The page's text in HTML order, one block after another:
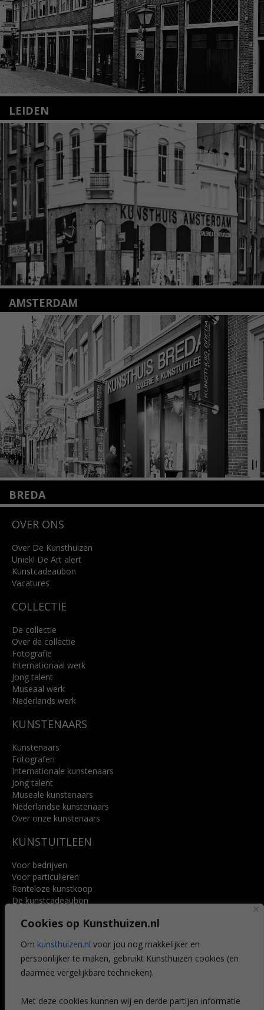
Cookies op Kunsthuizen.nl
Om kunsthuizen.nl voor jou nog makkelijker en
persoonlijker te maken, gebruikt Kunsthuizen cookies (en
daarmee vergelijkbare technieken).
Met deze cookies kunnen wij en derde partijen informatie
LEIDEN
Nieuwstraat 35
2312 KA Leiden
+31(0)71 – 52 84 480
info@kunsthuisleiden.nl
Lees meer
AMSTERDAM
Amstelveenseweg 135
1075 VX Amsterdam
+31 (0)20 2332546
info@kunsthuisamsterdam.nl
Lees meer
BREDA
4818 SB Breda
info@kunsthuisbreda.nl
Lees meer
OVER ONS
Over De Kunsthuizen
Uniek! De Art alert
Kunstcadeaubon
Vacatures
COLLECTIE
De collectie
Over de collectie
Fotografie
Internationaal werk
Jong talent
Museaal werk
Nederlands werk
KUNSTENAARS
Kunstenaars
Fotografen
Internationale kunstenaars
Jong talent
Museale kunstenaars
Nederlandse kunstenaars
Over onze kunstenaars
KUNSTUITLEEN
Voor bedrijven
Voor particulieren
Renteloze kunstkoop
De kunstcadeaubon
Voordelen
Veelgestelde vragen
CONTACT
Leiden